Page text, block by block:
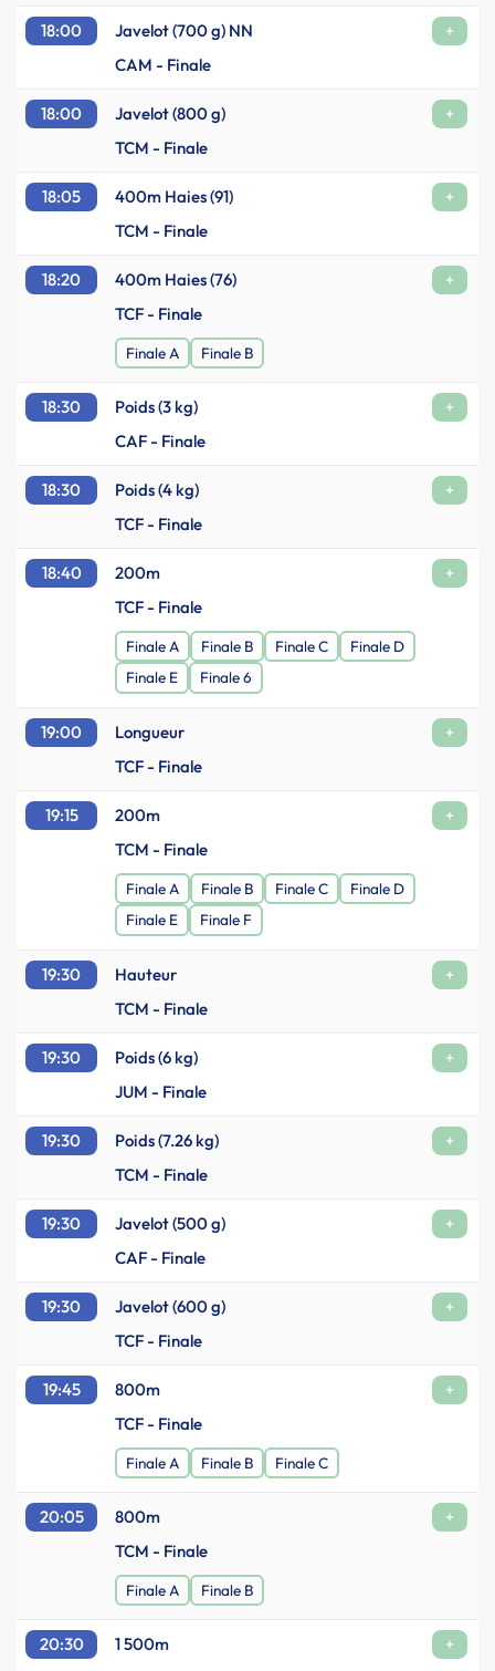
18:00 Javelot (700 g) NN
+
CAM - Finale
18:00 Javelot (800 g)
+
TCM - Finale
18:05 400m Haies (91)
+
TCM - Finale
18:20 400m Haies (76)
+
TCF - Finale
Finale A Finale B
18:30 Poids (3 kg)
+
CAF - Finale
18:30 Poids (4 kg)
+
TCF - Finale
18:40 200m
+
TCF - Finale
Finale A Finale B Finale C
Finale D
Finale E
Finale 6
19:00 Longueur
+
TCF - Finale
19:15 200m
+
TCM - Finale
Finale A Finale B Finale C
Finale D
Finale E
Finale F
19:30 Hauteur
+
TCM - Finale
19:30 Poids (6 kg)
+
JUM - Finale
19:30 Poids (7.26 kg)
+
TCM - Finale
19:30 Javelot (500 g)
+
CAF - Finale
19:30 Javelot (600 g)
+
TCF - Finale
19:45 800m
+
TCF - Finale
Finale A Finale B Finale C
20:05 800m
+
TCM - Finale
Finale A Finale B
20:30 1 500m
+